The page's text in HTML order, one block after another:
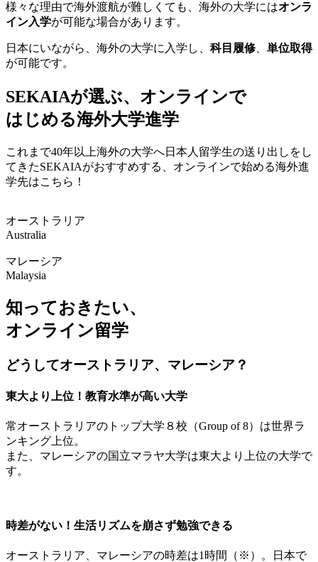
様々な理由で海外渡航が難しくても、海外の大学にはオンラ
イン入学が可能な場合があります。
日本にいながら、海外の大学に入学し、 科目履修
単位取得
が可能です。
SEKAIAが選ぶ、オンラインで
はじめる海外大学進学
これまで40年以上海外の大学へ日本人留学生の送り出しをし
てきたSEKAIAがおすすめする、オンラインで始める海外進
学先はこちら！
オーストラリア
Australia
マレーシア
Malaysia
知っておきたい、
オンライン留学
どうしてオーストラリア、マレーシア？
東大より上位！教育水準が高い大学
常オーストラリアのトップ大学８校（Group of 8）は世界ラ
ンキング上位。
また、マレーシアの国立マラヤ大学は東大より上位の大学で
す。
時差がない！生活リズムを崩さず勉強できる
オーストラリア、マレーシアの時差は1時間（※）。日本で